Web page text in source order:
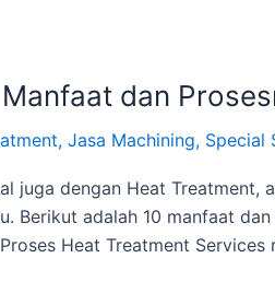
dan
, Jasa Machining, Special
juga dengan Heat
Berikut adalah 10 manfaat
Heat Treatment